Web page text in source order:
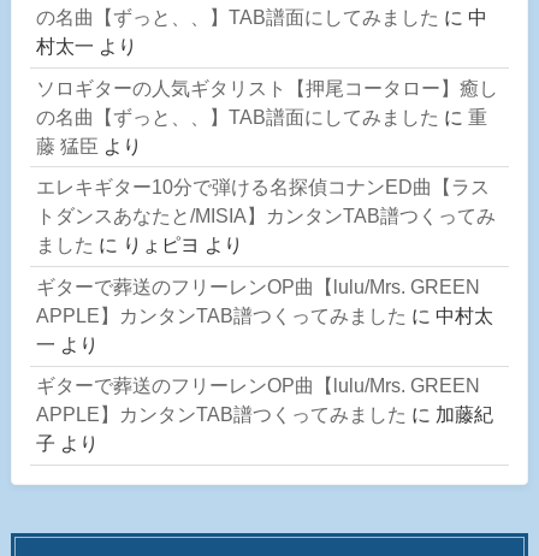
の名曲【ずっと、、】TAB譜面にしてみました に 中
村太一 より
ソロギターの人気ギタリスト【押尾コータロー】癒し
の名曲【ずっと、、】TAB譜面にしてみました に 重
藤 猛臣 より
エレキギター10分で弾ける名探偵コナンED曲【ラス
トダンスあなたと/MISIA】カンタンTAB譜つくってみ
ました に りょピヨ より
ギターで葬送のフリーレンOP曲【lulu/Mrs. GREEN
APPLE】カンタンTAB譜つくってみました に 中村太
一 より
ギターで葬送のフリーレンOP曲【lulu/Mrs. GREEN
APPLE】カンタンTAB譜つくってみました に 加藤紀
子 より